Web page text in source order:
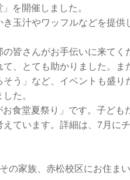
を開催しました。
玉汁やワッフルなどを提
皆さんがお手伝いに来てく
、とても助かりました。ま
う」など、イベントも盛
た。
食堂夏祭り」です。子ども
ています。詳細は、7月に
家族、赤松校区にお住まい